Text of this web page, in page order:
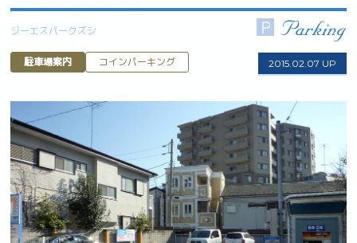
ジーエスパークズシ
駐車場案内 コインパーキング 2015.02.07 UP